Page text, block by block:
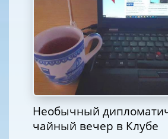
Необычный
чайный вечер в Клубе